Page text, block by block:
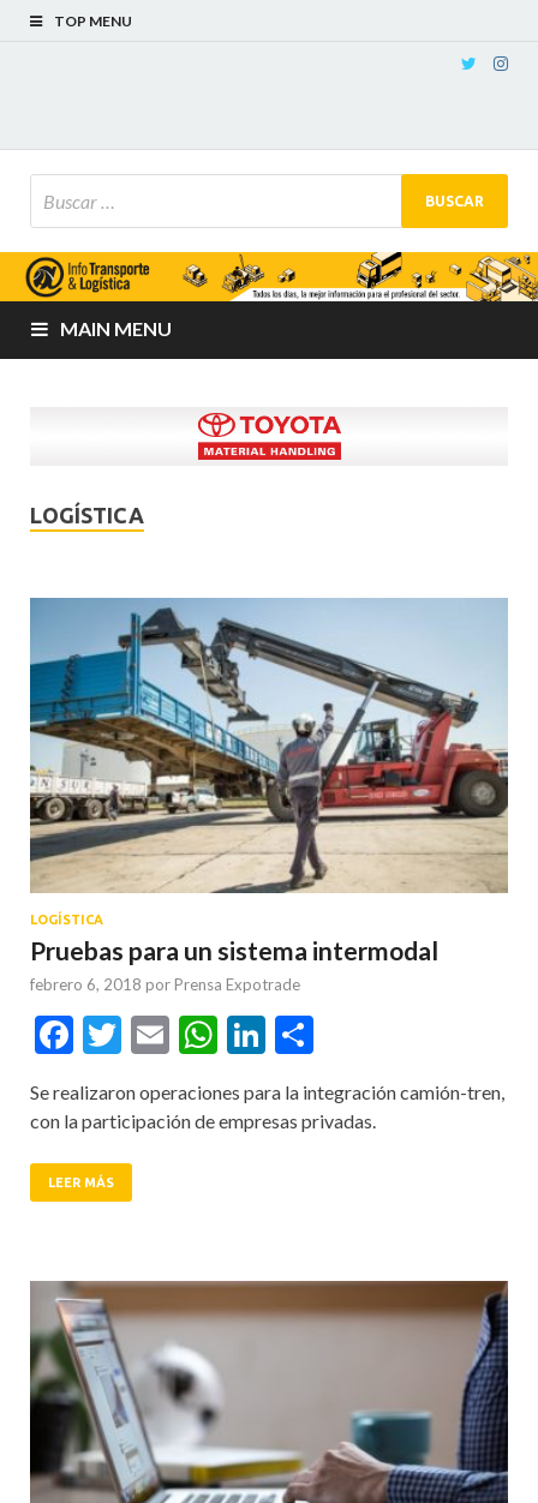
TOP MENU
MAIN MENU
LOGÍSTICA
LOGÍSTICA
Pruebas para un sistema intermodal
febrero 6, 2018 por Prensa Expotrade
Facebook
Twitter
EmailWhatsApp
LinkedIn
Se realizaron operaciones para la integración camión-tren,
con la participación de empresas privadas.
LEER MÁS